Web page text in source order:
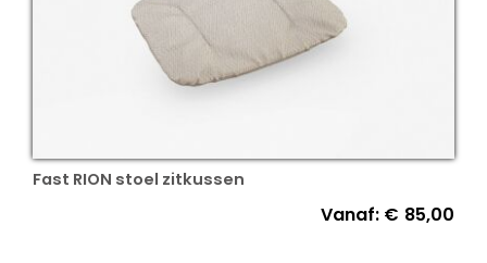
Fast RION stoel zitkussen
Vanaf: € 85,00